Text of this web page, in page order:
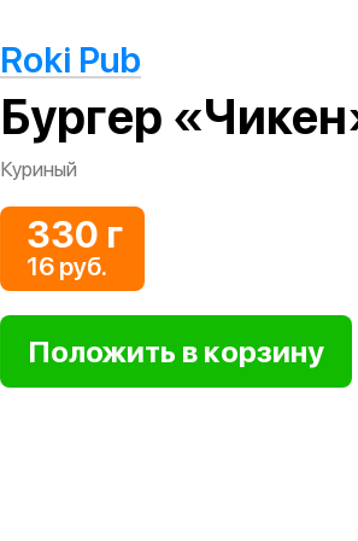
Roki Pub
Бургер
Куриный
330 г
16 руб.